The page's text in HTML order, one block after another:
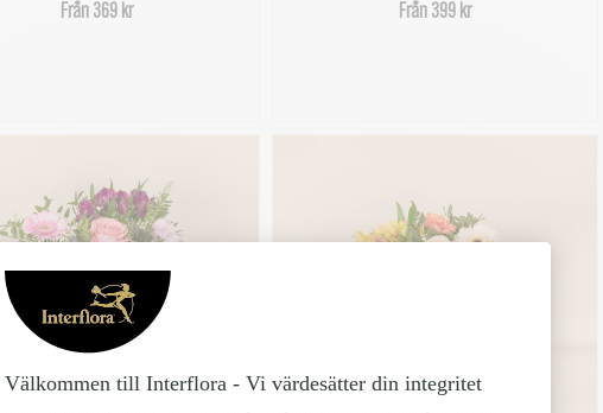
Från 369 kr Från 399 kr